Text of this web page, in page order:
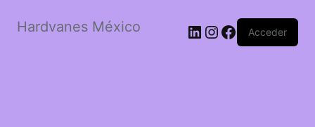
Hardvanes México LinkedIn
Instagram
Facebook
Acceder